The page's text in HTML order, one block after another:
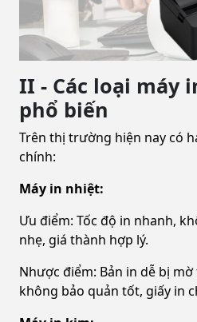
II - Các loại máy
phổ biến
Trên thị trường hiện nay có
chính:
Máy in nhiệt:
Ưu điểm: Tốc độ in nhanh,
nhẹ, giá thành hợp lý.
Nhược điểm: Bản in dễ bị
không bảo quản tốt, giấy in